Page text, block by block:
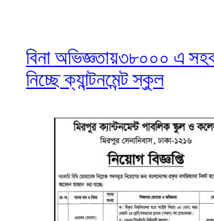
বিনা অভিজ্ঞতায়৩৮০০০ এ
নিচ্ছে ক্যান্টনমেন্ট স্কুল